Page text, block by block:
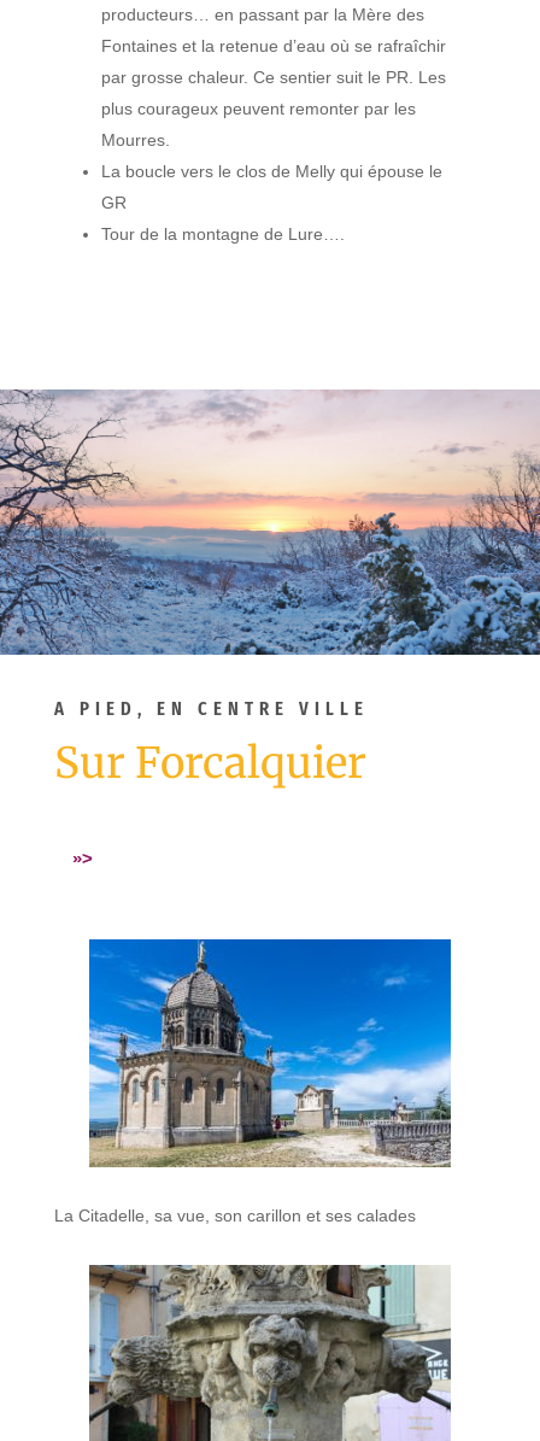
producteurs… en passant par la Mère des
Fontaines et la retenue d’eau où se rafraîchir
par grosse chaleur. Ce sentier suit le PR. Les
plus courageux peuvent remonter par les
Mourres.
La boucle vers le clos de Melly qui épouse le
GR
Tour de la montagne de Lure….
A PIED, EN CENTRE VILLE
Sur Forcalquier
»>
La Citadelle, sa vue, son carillon et ses calades